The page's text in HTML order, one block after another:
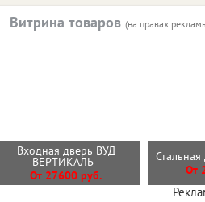
Витрина товаров (на правах
Входная дверь ВУД
ВЕРТИКАЛЬ
От 27600 руб.
От